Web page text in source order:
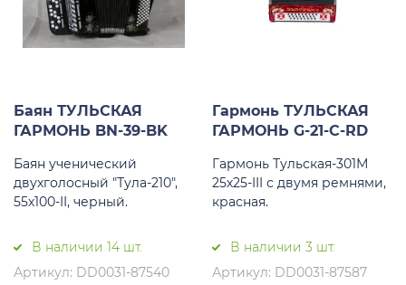
Баян ТУЛЬСКАЯ
ГАРМОНЬ BN-39-BK
Баян ученический
двухголосный "Тула-210",
55х100-II, черный.
В наличии 14 шт.
Артикул: DD0031-87540
Гармонь ТУЛЬСКАЯ
ГАРМОНЬ G-21-C-RD
Гармонь Тульская-301М
25х25-III с двумя ремнями,
красная.
В наличии 3 шт.
Артикул: DD0031-87587